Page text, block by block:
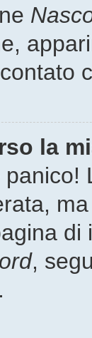
la
panico!
,